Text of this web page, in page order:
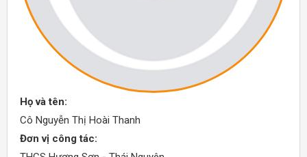
Họ và tên:
Cô Nguyễn Thị Hoài Thanh
Đơn vị công tác: